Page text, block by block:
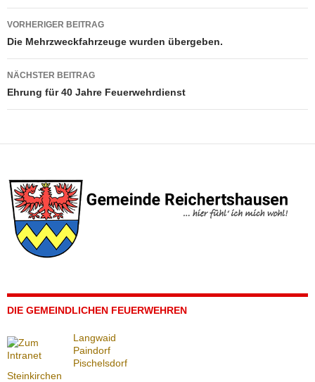
Beitragsnavigation
VORHERIGER BEITRAG
Die Mehrzweckfahrzeuge wurden übergeben.
NÄCHSTER BEITRAG
Ehrung für 40 Jahre Feuerwehrdienst
DIE GEMEINDLICHEN FEUERWEHREN
Langwaid
Paindorf
Pischelsdorf
Steinkirchen